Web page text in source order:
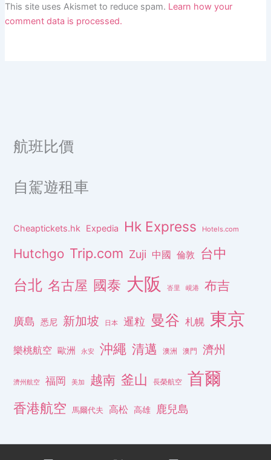
This site uses Akismet to reduce spam. Learn how your
comment data is processed.
航班比價
自駕遊租車
Cheaptickets.hk Expedia Hk Express Hotels.com
Hutchgo Trip.com Zuji 中國 倫敦 台中
台北 名古屋 國泰 大阪 峇里 峴港 布吉
廣島 悉尼 新加坡 日本 暹粒 曼谷 札幌 東京
樂桃航空 歐洲 永安 沖繩 清邁 澳洲 澳門 濟州
濟州航空 福岡 美加 越南 釜山 長榮航空 首爾
香港航空 馬爾代夫 高松 高雄 鹿兒島